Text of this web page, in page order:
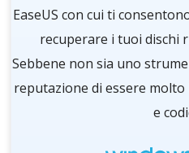
EaseUS con cui ti
recuperare i tuoi dischi
Sebbene non sia uno
reputazione di essere
e